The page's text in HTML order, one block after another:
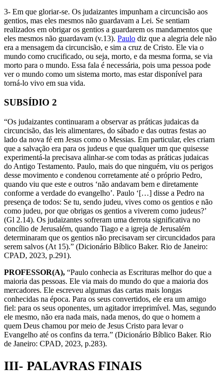
3- Em que gloriar-se. Os judaizantes impunham a circuncisão aos
gentios, mas eles mesmos não guardavam a Lei. Se sentiam
realizados em obrigar os gentios a guardarem os mandamentos que
eles mesmos não guardavam (v.13). Paulo diz que a alegria dele não
era a mensagem da circuncisão, e sim a cruz de Cristo. Ele via o
mundo como crucificado, ou seja, morto, e da mesma forma, se via
morto para o mundo. Essa fala é necessária, pois uma pessoa pode
ver o mundo como um sistema morto, mas estar disponível para
torná-lo vivo em sua vida.
SUBSÍDIO 2
“Os judaizantes continuaram a observar as práticas judaicas da
circuncisão, das leis alimentares, do sábado e das outras festas ao
lado da nova fé em Jesus como o Messias. Em particular, eles criam
que a salvação era para os judeus e que qualquer um que quisesse
experimentá-la precisava alinhar-se com todas as práticas judaicas
do Antigo Testamento. Paulo, mais do que ninguém, viu os perigos
desse movimento e condenou corretamente até o próprio Pedro,
quando viu que este e outros ‘não andavam bem e diretamente
conforme a verdade do evangelho’. Paulo ‘[…] disse a Pedro na
presença de todos: Se tu, sendo judeu, vives como os gentios e não
como judeu, por que obrigas os gentios a viverem como judeus?’
(Gl 2.14). Os judaizantes sofreram uma derrota significativa no
concílio de Jerusalém, quando Tiago e a igreja de Jerusalém
determinaram que os gentios não precisavam ser circuncidados para
serem salvos (At 15).” (Dicionário Bíblico Baker. Rio de Janeiro:
CPAD, 2023, p.291).
PROFESSOR(A), “Paulo conhecia as Escrituras melhor do que a
maioria das pessoas. Ele via mais do mundo do que a maioria dos
mercadores. Ele escreveu algumas das cartas mais longas
conhecidas na época. Para os seus convertidos, ele era um amigo
fiel: para os seus oponentes, um agitador irreprimível. Mas, segundo
ele mesmo, não era nada mais, nada menos, do que o homem a
quem Deus chamou por meio de Jesus Cristo para levar o
Evangelho até os confins da terra.” (Dicionário Bíblico Baker. Rio
de Janeiro: CPAD, 2023, p.283).
III- PALAVRAS FINAIS